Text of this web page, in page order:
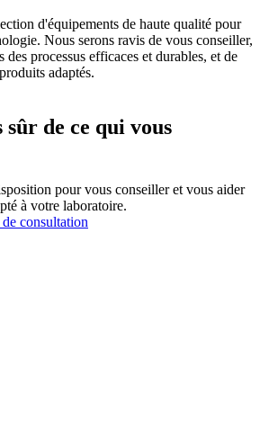
d'équipements de haute qualité pour
Nous serons ravis de vous conseiller,
processus efficaces et durables, et de
adaptés.
sûr de ce qui vous
pour vous conseiller et vous aider
à votre laboratoire.
consultation